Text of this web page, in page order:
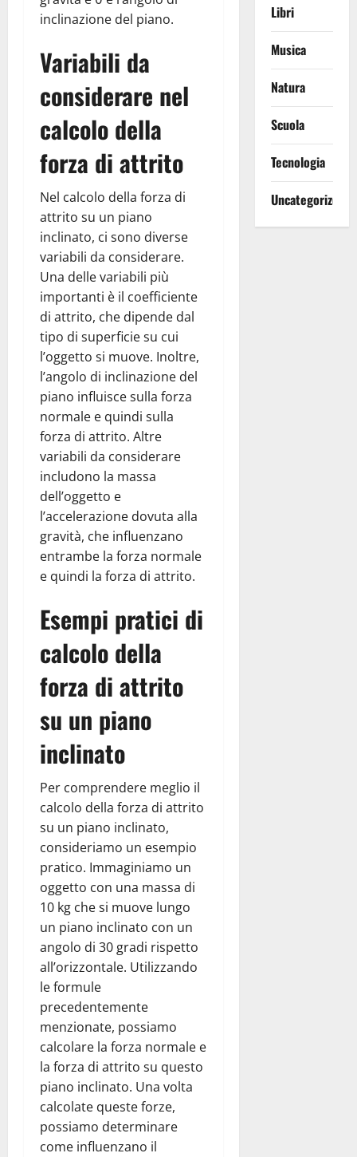
inclinazione del piano.
Variabili da
considerare nel
calcolo della
forza di attrito
Nel calcolo della forza di
attrito su un piano
inclinato, ci sono diverse
variabili da considerare.
Una delle variabili più
importanti è il coefficiente
di attrito, che dipende dal
tipo di superficie su cui
l’oggetto si muove. Inoltre,
l’angolo di inclinazione del
piano influisce sulla forza
normale e quindi sulla
forza di attrito. Altre
variabili da considerare
includono la massa
dell’oggetto e
l’accelerazione dovuta alla
gravità, che influenzano
entrambe la forza normale
e quindi la forza di attrito.
Esempi pratici di
calcolo della
forza di attrito
su un piano
inclinato
Per comprendere meglio il
calcolo della forza di attrito
su un piano inclinato,
consideriamo un esempio
pratico. Immaginiamo un
oggetto con una massa di
10 kg che si muove lungo
un piano inclinato con un
angolo di 30 gradi rispetto
all’orizzontale. Utilizzando
le formule
precedentemente
menzionate, possiamo
calcolare la forza normale e
la forza di attrito su questo
piano inclinato. Una volta
calcolate queste forze,
possiamo determinare
come influenzano il
Libri
Musica
Natura
Scuola
Tecnologia
Uncategorized